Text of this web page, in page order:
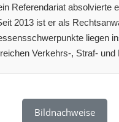
Referendariat absolvierte
2013 ist er als
liegen
Verkehrs-, Straf- und
Bildnachweise